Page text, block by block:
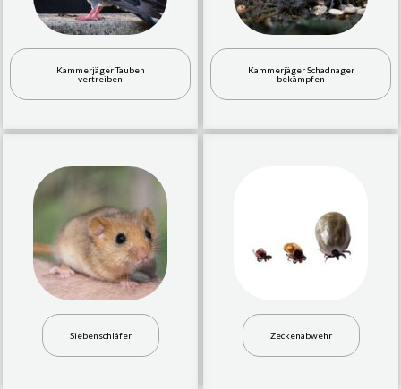
Kammerjäger Tauben
vertreiben
Kammerjäger Schadnager
bekämpfen
Siebenschläfer Zeckenabwehr